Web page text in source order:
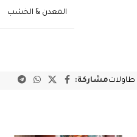
المعدن & الخشب
طاولاتمشاركة: